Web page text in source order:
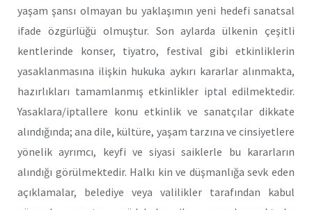
yaşam şansı olmayan bu yaklaşımın yeni hedefi sanatsal
ifade özgürlüğü olmuştur. Son aylarda ülkenin çeşitli
kentlerinde konser, tiyatro, festival gibi etkinliklerin
yasaklanmasına ilişkin hukuka aykırı kararlar alınmakta,
hazırlıkları tamamlanmış etkinlikler iptal edilmektedir.
Yasaklara/iptallere konu etkinlik ve sanatçılar dikkate
alındığında; ana dile, kültüre, yaşam tarzına ve cinsiyetlere
yönelik ayrımcı, keyfi ve siyasi saiklerle bu kararların
alındığı görülmektedir. Halkı kin ve düşmanlığa sevk eden
açıklamalar, belediye veya valilikler tarafından kabul